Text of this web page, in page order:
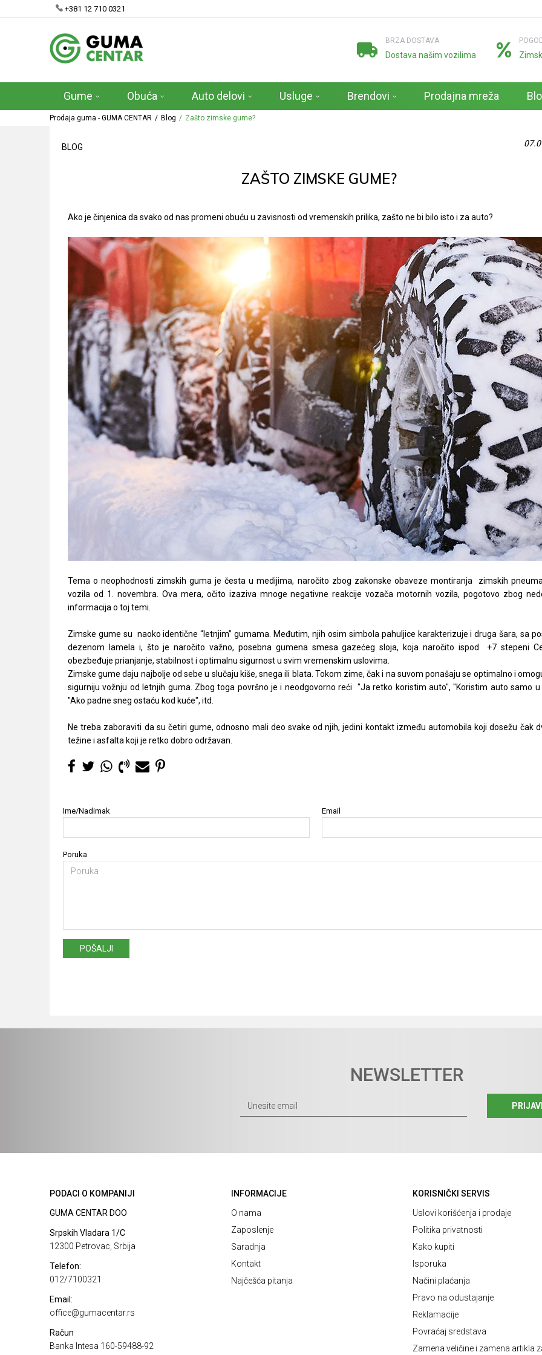
+381 12 710 0321
BRZA DOSTAVA
Dostava našim vozilima
Gume Obuća Auto delovi Usluge Brendovi Prodajna mreža
Prodaja guma - GUMA CENTAR Blog Zašto zimske gume?
BLOG
ZAŠTO ZIMSKE GUME?
Ako je činjenica da svako od nas promeni obuću u zavisnosti od vremenskih prilika, zašto ne bi bilo isto i za auto?
Tema o neophodnosti zimskih guma je česta u medijima, naročito zbog zakonske obaveze montiranja zimskih
vozila od 1. novembra. Ova mera, očito izaziva mnoge negativne reakcije vozača motornih vozila, pogotovo zbog
informacija o toj temi.
Zimske gume su naoko identične “letnjim” gumama. Međutim, njih osim simbola pahuljice karakterizuje i druga šara, sa
dezenom lamela i, što je naročito važno, posebna gumena smesa gazećeg sloja, koja naročito ispod +7 stepeni
obezbeđuje prianjanje, stabilnost i optimalnu sigurnost u svim vremenskim uslovima.
Zimske gume daju najbolje od sebe u slučaju kiše, snega ili blata. Tokom zime, čak i na suvom ponašaju se optimalno i
sigurniju vožnju od letnjih guma. Zbog toga površno je i neodgovorno reći "Ja retko koristim auto", "Koristim auto samo u
"Ako padne sneg ostaću kod kuće", itd.
Ne treba zaboraviti da su četiri gume, odnosno mali deo svake od njih, jedini kontakt između automobila koji dosežu čak
težine i asfalta koji je retko dobro održavan.
Ime/Nadimak Email
Poruka
POŠALJI
NEWSLETTER
PODACI O KOMPANIJI
GUMA CENTAR DOO
Srpskih Vladara 1/C
12300 Petrovac, Srbija
Telefon:
012/7100321
Email:
office@gumacentar.rs
Račun
Banka Intesa 160-59488-92
INFORMACIJE
O nama
Zaposlenje
Saradnja
Kontakt
Najčešća pitanja
KORISNIČKI SERVIS
Uslovi korišćenja i prodaje
Politika privatnosti
Kako kupiti
Isporuka
Načini plaćanja
Pravo na odustajanje
Reklamacije
Povraćaj sredstava
Zamena veličine i zamena artikla